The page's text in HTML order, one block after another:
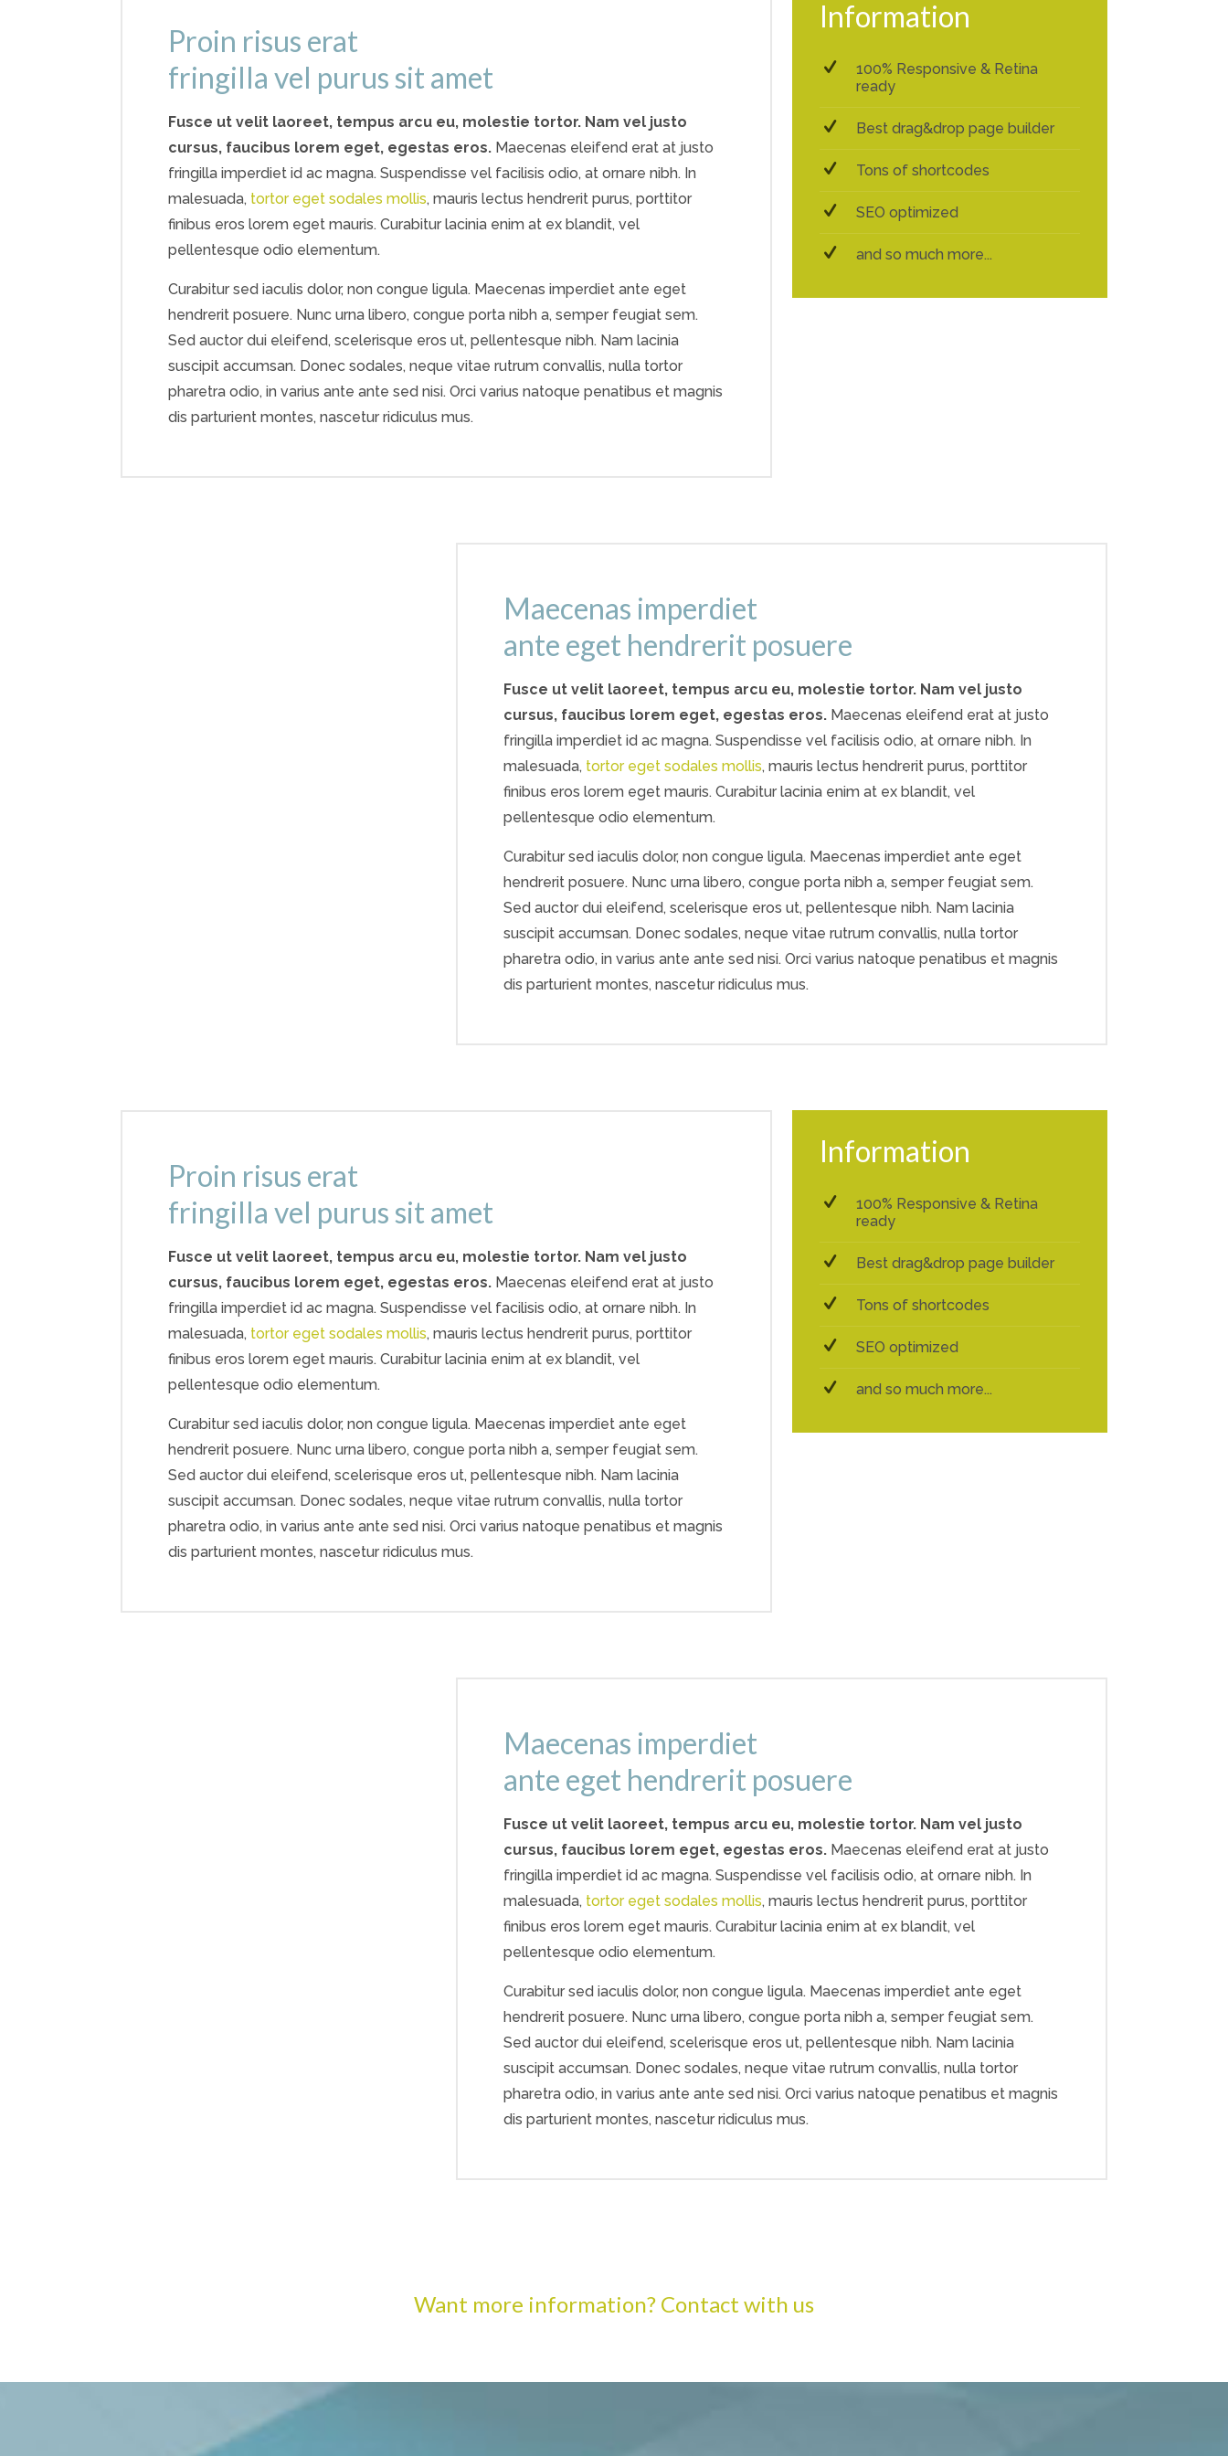
Proin risus erat
fringilla vel purus sit amet
Fusce ut velit laoreet, tempus arcu eu, molestie tortor. Nam vel justo
cursus, faucibus lorem eget, egestas eros. Maecenas eleifend erat at justo
fringilla imperdiet id ac magna. Suspendisse vel facilisis odio, at ornare nibh. In
malesuada, tortor eget sodales mollis, mauris lectus hendrerit purus, porttitor
finibus eros lorem eget mauris. Curabitur lacinia enim at ex blandit, vel
pellentesque odio elementum.
Curabitur sed iaculis dolor, non congue ligula. Maecenas imperdiet ante eget
hendrerit posuere. Nunc urna libero, congue porta nibh a, semper feugiat sem.
Sed auctor dui eleifend, scelerisque eros ut, pellentesque nibh. Nam lacinia
suscipit accumsan. Donec sodales, neque vitae rutrum convallis, nulla tortor
pharetra odio, in varius ante ante sed nisi. Orci varius natoque penatibus et magnis
dis parturient montes, nascetur ridiculus mus.
Information
100% Responsive & Retina
ready
Best drag&drop page builder
Tons of shortcodes
SEO optimized
and so much more...
Maecenas imperdiet
ante eget hendrerit posuere
Fusce ut velit laoreet, tempus arcu eu, molestie tortor. Nam vel justo
cursus, faucibus lorem eget, egestas eros. Maecenas eleifend erat at justo
fringilla imperdiet id ac magna. Suspendisse vel facilisis odio, at ornare nibh. In
malesuada, tortor eget sodales mollis, mauris lectus hendrerit purus, porttitor
finibus eros lorem eget mauris. Curabitur lacinia enim at ex blandit, vel
pellentesque odio elementum.
Curabitur sed iaculis dolor, non congue ligula. Maecenas imperdiet ante eget
hendrerit posuere. Nunc urna libero, congue porta nibh a, semper feugiat sem.
Sed auctor dui eleifend, scelerisque eros ut, pellentesque nibh. Nam lacinia
suscipit accumsan. Donec sodales, neque vitae rutrum convallis, nulla tortor
pharetra odio, in varius ante ante sed nisi. Orci varius natoque penatibus et magnis
dis parturient montes, nascetur ridiculus mus.
Proin risus erat
fringilla vel purus sit amet
Fusce ut velit laoreet, tempus arcu eu, molestie tortor. Nam vel justo
cursus, faucibus lorem eget, egestas eros. Maecenas eleifend erat at justo
fringilla imperdiet id ac magna. Suspendisse vel facilisis odio, at ornare nibh. In
malesuada, tortor eget sodales mollis, mauris lectus hendrerit purus, porttitor
finibus eros lorem eget mauris. Curabitur lacinia enim at ex blandit, vel
pellentesque odio elementum.
Curabitur sed iaculis dolor, non congue ligula. Maecenas imperdiet ante eget
hendrerit posuere. Nunc urna libero, congue porta nibh a, semper feugiat sem.
Sed auctor dui eleifend, scelerisque eros ut, pellentesque nibh. Nam lacinia
suscipit accumsan. Donec sodales, neque vitae rutrum convallis, nulla tortor
pharetra odio, in varius ante ante sed nisi. Orci varius natoque penatibus et magnis
dis parturient montes, nascetur ridiculus mus.
Information
100% Responsive & Retina
ready
Best drag&drop page builder
Tons of shortcodes
SEO optimized
and so much more...
Maecenas imperdiet
ante eget hendrerit posuere
Fusce ut velit laoreet, tempus arcu eu, molestie tortor. Nam vel justo
cursus, faucibus lorem eget, egestas eros. Maecenas eleifend erat at justo
fringilla imperdiet id ac magna. Suspendisse vel facilisis odio, at ornare nibh. In
malesuada, tortor eget sodales mollis, mauris lectus hendrerit purus, porttitor
finibus eros lorem eget mauris. Curabitur lacinia enim at ex blandit, vel
pellentesque odio elementum.
Curabitur sed iaculis dolor, non congue ligula. Maecenas imperdiet ante eget
hendrerit posuere. Nunc urna libero, congue porta nibh a, semper feugiat sem.
Sed auctor dui eleifend, scelerisque eros ut, pellentesque nibh. Nam lacinia
suscipit accumsan. Donec sodales, neque vitae rutrum convallis, nulla tortor
pharetra odio, in varius ante ante sed nisi. Orci varius natoque penatibus et magnis
dis parturient montes, nascetur ridiculus mus.
Want more information? Contact with us